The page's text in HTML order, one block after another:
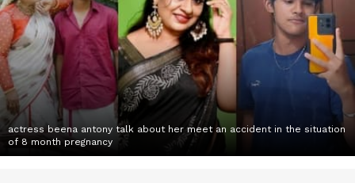
actress beena antony talk about her meet an accident in the situation
of 8 month pregnancy